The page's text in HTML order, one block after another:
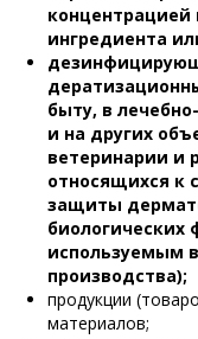
концентрацией
ингредиента
быту, в
и на других
ветеринарии и
относящихся к
защиты
биологических
используемым
производства);
продукции
материалов;